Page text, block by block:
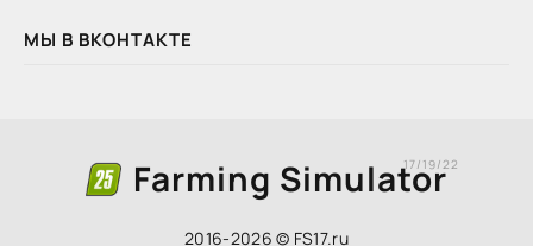
МЫ В ВКОНТАКТЕ
Farming Simulator
17/19/22
2016-2026 © FS17.ru